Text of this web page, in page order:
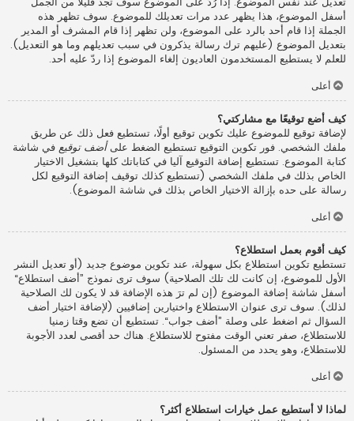
أسفل الموضوع، هذا يظهر عدد مرات تعديلك للموضوع. سوف تظهر هذه
الجملة إذا قام أحد بالرد على الموضوع، ولن تظهر إذا قام المشرف أو المدير
بتعديل الموضوع (عليهم ترك رسالة يذكرون في سبب تعديلهم وما هو التعديل).
للعلم لا يستطيع المستخدمون العاديون إلغاء الموضوع إذا ردّ عليه أحد.
أعلى
كيف أضع توقيعًا مع مشاركتي؟
لإضافة توقيع للموضوع عليك تكوين توقيع أولًا، تستطيع فعل ذلك عن طريق
ملفك الشخصي. فور تكوين التوقيع تستطيع الضغط علىأضف توقيع في شاشة
كتابة الموضوع. تستطيع إضافة التوقيع آليا في كتاباتك كلها بتشغيل الاختيار
الخاص بذلك في ملفك الشخصي (تستطيع كذلك توقيف إضافة التوقيع لكل
رسالة على حده بإزالة الاختيار الخاص بذلك في شاشة الموضوع).
أعلى
كيف أقوم بعمل استطلاع؟
تستطيع تكوين استطلاع بكل سهولة، عند تكوين موضوع جديد (أو تعديل النشر
الأول للموضوع، إن كانت لك تلك الصلاحية) سوف ترى نموذج ”أضف استطلاع“
أسفل شاشة إضافة الموضوع (إن لم ترَ هذه الإضافة قد لا يكون لك الصلاحية
لذلك). سوف ترى عنوان الاستطلاع واختيارين إضافيين (لإضافة اختيار أضف
السؤال ثم اضغط على وصلة ”أضف جواب“. تستطيع أن تضع وقتا زمنيا
للاستطلاع، صفر تعني الوقت مفتوح للاستطلاع. هناك حد أقصى لعدد الأجوبة
للاستطلاع، وهو يحدد من المسئول.
أعلى
لماذا لا أستطيع عمل خيارات استطلاع أكثر؟